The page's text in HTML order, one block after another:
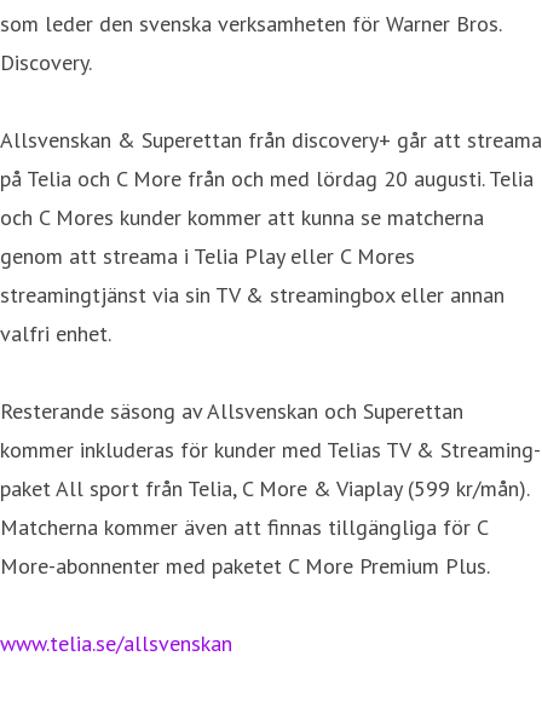
som leder den svenska verksamheten för Warner Bros.
Discovery.
Allsvenskan & Superettan från discovery+ går att streama
på Telia och C More från och med lördag 20 augusti. Telia
och C Mores kunder kommer att kunna se matcherna
genom att streama i Telia Play eller C Mores
streamingtjänst via sin TV & streamingbox eller annan
valfri enhet.
Resterande säsong av Allsvenskan och Superettan
kommer inkluderas för kunder med Telias TV & Streaming-
paket All sport från Telia, C More & Viaplay (599 kr/mån).
Matcherna kommer även att finnas tillgängliga för C
More-abonnenter med paketet C More Premium Plus.
www.telia.se/allsvenskan